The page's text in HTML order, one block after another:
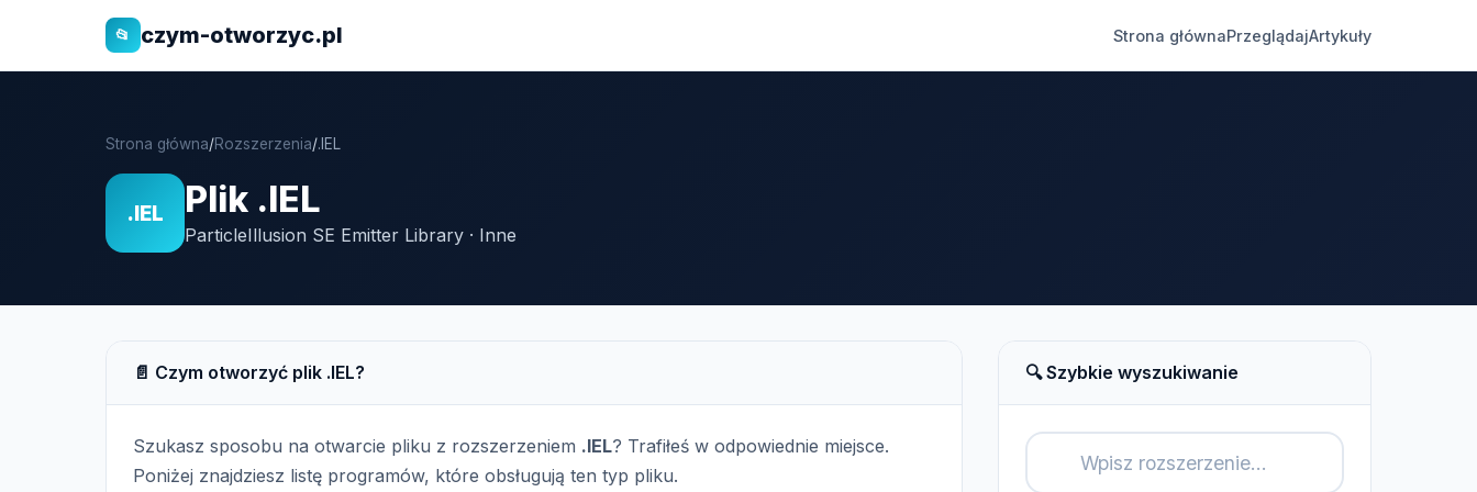
📂 czym-otworzyc.pl Strona głównaPrzeglądajArtykuły
Strona główna/Rozszerzenia/.IEL
.IEL Plik .IEL
ParticleIllusion SE Emitter Library · Inne
📄 Czym otworzyć plik .IEL?
Szukasz sposobu na otwarcie pliku z rozszerzeniem .IEL? Trafiłeś w odpowiednie miejsce.
Poniżej znajdziesz listę programów, które obsługują ten typ pliku.
🔍 Szybkie wyszukiwanie